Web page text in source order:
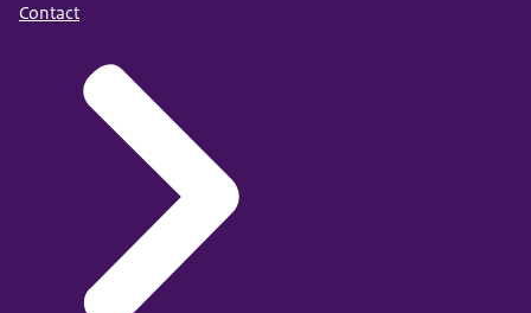
Contact